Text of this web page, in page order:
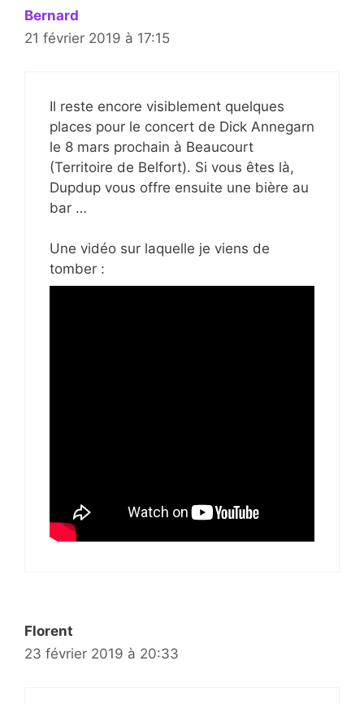
Bernard
21 février 2019 à 17:15
Il reste encore visiblement quelques
places pour le concert de Dick Annegarn
le 8 mars prochain à Beaucourt
(Territoire de Belfort). Si vous êtes là,
Dupdup vous offre ensuite une bière au
bar …
Une vidéo sur laquelle je viens de
tomber :
Florent
23 février 2019 à 20:33